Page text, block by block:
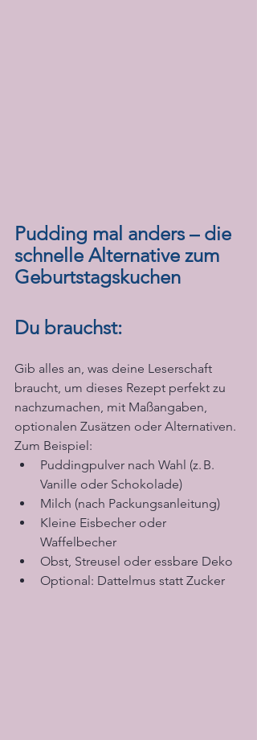
Pudding mal anders – die
schnelle Alternative zum
Geburtstagskuchen
Du brauchst:
Gib alles an, was deine Leserschaft
braucht, um dieses Rezept perfekt zu
nachzumachen, mit Maßangaben,
optionalen Zusätzen oder Alternativen.
Zum Beispiel:
Puddingpulver nach Wahl (z. B.
Vanille oder Schokolade)
Milch (nach Packungsanleitung)
Kleine Eisbecher oder
Waffelbecher
Obst, Streusel oder essbare Deko
Optional: Dattelmus statt Zucker